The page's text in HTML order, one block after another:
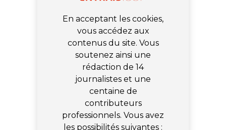
En acceptant les cookies,
vous accédez aux
contenus du site. Vous
soutenez ainsi une
rédaction de 14
journalistes et une
centaine de
contributeurs
professionnels. Vous avez
les possibilités suivantes :